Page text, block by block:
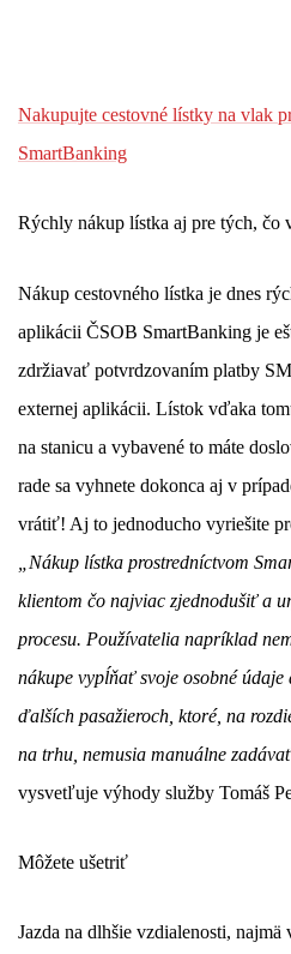
Nakupujte cestovné lístky na vlak
SmartBanking
Rýchly nákup lístka aj pre tých, čo
Nákup cestovného lístka je dnes
aplikácii ČSOB SmartBanking je
zdržiavať potvrdzovaním platby
externej aplikácii. Lístok vďaka
na stanicu a vybavené to máte
rade sa vyhnete dokonca aj v
vrátiť! Aj to jednoducho vyriešite
„Nákup lístka prostredníctvom
klientom čo najviac zjednodušiť a
procesu. Používatelia napríklad
nákupe vypĺňať svoje osobné
ďalších pasažieroch, ktoré, na
na trhu, nemusia manuálne
vysvetľuje výhody služby Tomáš
Môžete ušetriť
Jazda na dlhšie vzdialenosti,